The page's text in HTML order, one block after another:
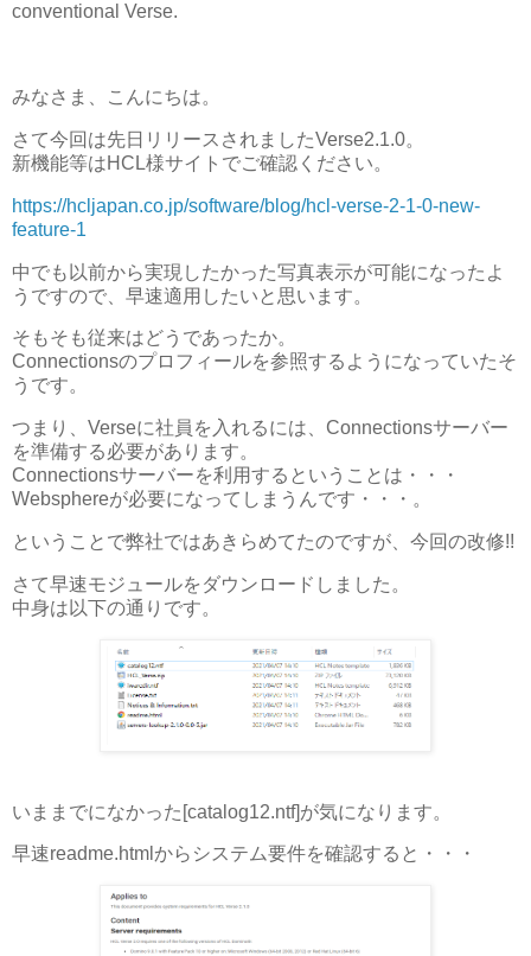
conventional Verse.
みなさま、こんにちは。
さて今回は先日リリースされましたVerse2.1.0。
新機能等はHCL様サイトでご確認ください。
https://hcljapan.co.jp/software/blog/hcl-verse-2-1-0-new-
feature-1
中でも以前から実現したかった写真表示が可能になったよ
うですので、早速適用したいと思います。
そもそも従来はどうであったか。
Connectionsのプロフィールを参照するようになっていたそ
うです。
つまり、Verseに社員を入れるには、Connectionsサーバー
を準備する必要があります。
Connectionsサーバーを利用するということは・・・
Websphereが必要になってしまうんです・・・。
ということで弊社ではあきらめてたのですが、今回の改修!!
さて早速モジュールをダウンロードしました。
中身は以下の通りです。
いままでになかった[catalog12.ntf]が気になります。
早速readme.htmlからシステム要件を確認すると・・・